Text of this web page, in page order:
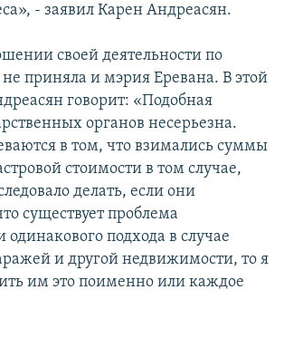
- заявил Карен Андреасян.
своей деятельности по
приняла и мэрия Еревана. В этой
говорит: «Подобная
органов несерьезна.
в том, что взимались суммы
стоимости в том случае,
делать, если они
существует проблема
одинакового подхода в случае
и другой недвижимости, то я
им это поименно или каждое